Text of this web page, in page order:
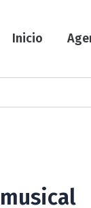
Inicio